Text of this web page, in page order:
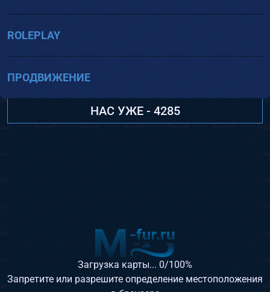
ROLEPLAY
ПРОДВИЖЕНИЕ
НАС УЖЕ - 4285
Загрузка карты... 0/100%
Запретите или разрешите определение местоположения